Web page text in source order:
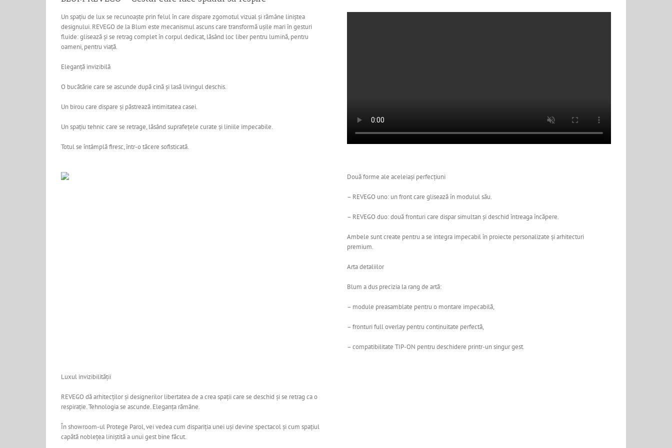
Un spațiu de lux se recunoaște prin felul în care dispare zgomotul vizual și rămâne liniștea
designului. REVEGO de la Blum este mecanismul ascuns care transformă ușile mari în gesturi
fluide: glisează și se retrag complet în corpul dedicat, lăsând loc liber pentru lumină, pentru
oameni, pentru viață.
Eleganță invizibilă
O bucătărie care se ascunde după cină și lasă livingul deschis.
Un birou care dispare și păstrează intimitatea casei.
Un spațiu tehnic care se retrage, lăsând suprafețele curate și liniile impecabile.
Totul se întâmplă firesc, într-o tăcere sofisticată.
Două forme ale aceleiași perfecțiuni
– REVEGO uno: un front care glisează în modulul său.
– REVEGO duo: două fronturi care dispar simultan și deschid întreaga încăpere.
Ambele sunt create pentru a se integra impecabil în proiecte personalizate și arhitecturi
premium.
Arta detaliilor
Blum a dus precizia la rang de artă:
– module preasamblate pentru o montare impecabilă,
– fronturi full overlay pentru continuitate perfectă,
– compatibilitate TIP-ON pentru deschidere printr-un singur gest.
Luxul invizibilității
REVEGO dă arhitecților și designerilor libertatea de a crea spații care se deschid și se retrag ca o
respirație. Tehnologia se ascunde. Eleganța rămâne.
În showroom-ul Protege Parol, vei vedea cum dispariția unei uși devine spectacol și cum spațiul
capătă noblețea liniștită a unui gest bine făcut.